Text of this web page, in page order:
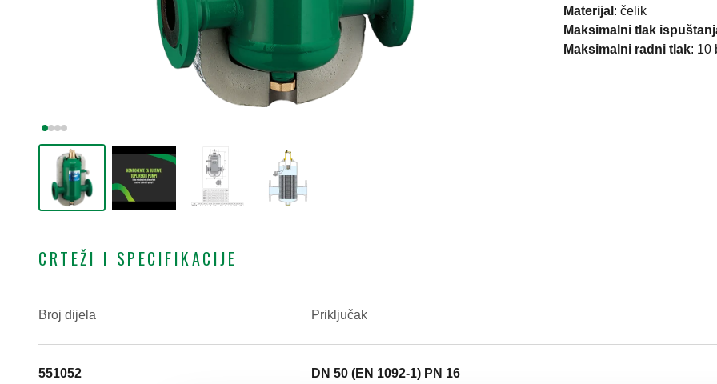
Materijal : čelik
Maksimalni tlak
Maksimalni radni tlak: 10
CRTEŽI I SPECIFIKACIJE
Broj dijela
Priključak
551052 DN 50 (EN 1092-1) PN 16